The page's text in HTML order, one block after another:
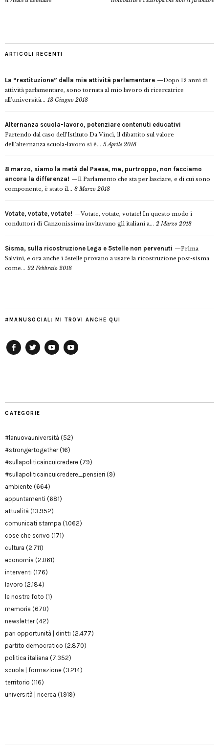
ARTICOLI RECENTI
La “restituzione” della mia attività parlamentare
Dopo 12 anni di
attività parlamentare, sono tornata al mio lavoro di ricercatrice
all’università... 18 Giugno 2018
Alternanza scuola-lavoro, potenziare contenuti educativi
Partendo dal caso dell’Istituto Da Vinci, il dibattito sul valore
dell’alternanza scuola-lavoro si è... 5 Aprile 2018
8 marzo, siamo la metà del Paese, ma, purtroppo, non facciamo
ancora la differenza!
Il Parlamento che sta per lasciare, e di cui sono
componente, è stato il... 8 Marzo 2018
Votate, votate, votate!
Votate, votate, votate! In questo modo i
conduttori di Canzonissima invitavano gli italiani a... 2 Marzo 2018
Sisma, sulla ricostruzione Lega e 5stelle non pervenuti
Prima
Salvini, e ora anche i 5stelle provano a usare la ricostruzione post-sisma
come... 22 Febbraio 2018
#MANUSOCIAL: MI TROVI ANCHE QUI
CATEGORIE
#lanuovauniversità (52)
#strongertogether(16)
#sullapoliticaincuicredere (79)
#sullapoliticaincuicredere_pensieri (9)
ambiente (664)
appuntamenti (681)
attualità (13.952)
comunicati stampa (1.062)
cose che scrivo (171)
cultura (2.711)
economia (2.061)
interventi (176)
lavoro (2.184)
le nostre foto (1)
memoria (670)
newsletter(42)
pari opportunità | diritti (2.477)
partito democratico (2.870)
politica italiana (7.352)
scuola | formazione (3.214)
territorio (116)
università | ricerca (1.919)